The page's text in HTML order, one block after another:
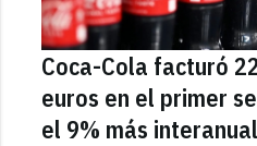
Coca-Cola facturó
euros en el primer
el 9% más interanual